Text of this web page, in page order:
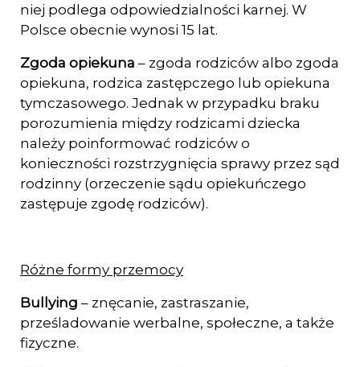
niej podlega odpowiedzial­ności karnej. W
Polsce obecnie wynosi 15 lat.
Zgoda opiekuna – zgoda rodziców albo zgoda
opiekuna, rodzica zastępczego lub opie­kuna
tymczasowego. Jednak w przypadku braku
porozumienia między rodzica­mi dziecka
należy poinformować rodziców o
konieczności rozstrzygnięcia sprawy przez sąd
rodzinny (orzeczenie sądu opiekuńczego
zastępuje zgodę rodziców).
Różne formy przemocy
Bullying – znęcanie, zastraszanie,
prześladowanie werbalne, społeczne, a także
fizyczne.